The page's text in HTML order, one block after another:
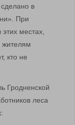
в
При
местах,
жителям
кто не
Гродненской
леса